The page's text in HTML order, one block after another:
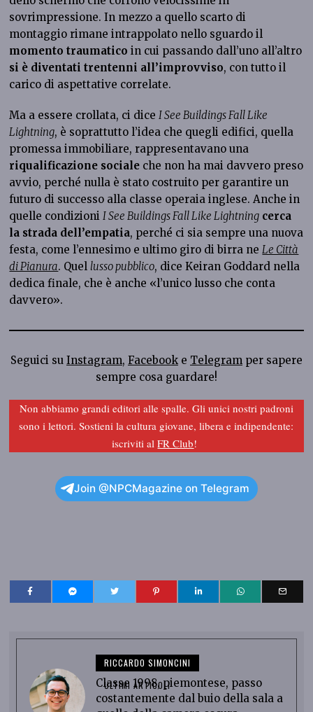
sovrimpressione. In mezzo a quello scarto di
montaggio rimane intrappolato nello sguardo il
momento traumaticoin cui passando dall’uno all’altro
si è diventati trentenni all’improvviso, con tutto il
carico di aspettative correlate.
Ma a essere crollata, ci diceI See Buildings Fall Like
Lightning, è soprattutto l’idea che quegli edifici, quella
promessa immobiliare, rappresentavano una
riqualificazione sociale che non ha mai davvero preso
avvio, perché nulla è stato costruito per garantire un
futuro di successo alla classe operaia inglese. Anche in
quelle condizioniI See Buildings Fall Like Lightning cerca
la strada dell’empatia, perché ci sia sempre una nuova
festa, come l’ennesimo e ultimo giro di birra neLe Città
di Pianura. Quel lusso pubblico, dice Keiran Goddard nella
dedica finale, che è anche «l’unico lusso che conta
davvero».
Seguici su Instagram, Facebooke Telegramper sapere
sempre cosa guardare!
Non abbiamo grandi editori alle spalle. Gli unici nostri padroni
sono i lettori. Sostieni la cultura giovane, libera e indipendente:
iscriviti alFR Club!
Join @NPCMagazine on Telegram
RICCARDO SIMONCINI
ULTIMI ARTICOLI
Classe 1998, piemontese, passo
costantemente dal buio della sala a